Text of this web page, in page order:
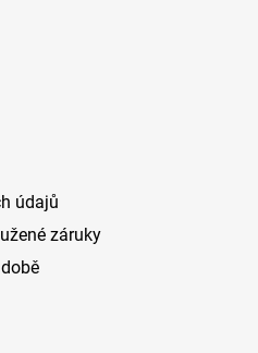
údajů
záruky